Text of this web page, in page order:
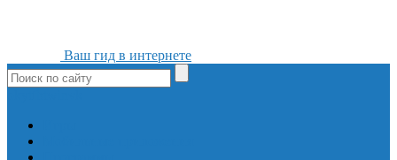
Ваш гид в интернете